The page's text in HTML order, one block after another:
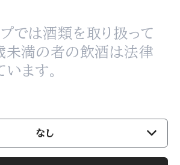
プでは酒類を取り扱って
未満の者の飲酒は法律
ます。
なし